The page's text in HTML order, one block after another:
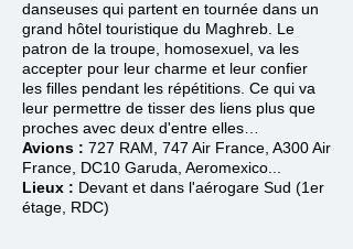
danseuses qui partent en tournée dans un
grand hôtel touristique du Maghreb. Le
patron de la troupe, homosexuel, va les
accepter pour leur charme et leur confier
les filles pendant les répétitions. Ce qui va
leur permettre de tisser des liens plus que
proches avec deux d'entre elles…
Avions : 727 RAM, 747 Air France, A300 Air
France, DC10 Garuda, Aeromexico...
Lieux : Devant et dans l'aérogare Sud (1er
étage, RDC)